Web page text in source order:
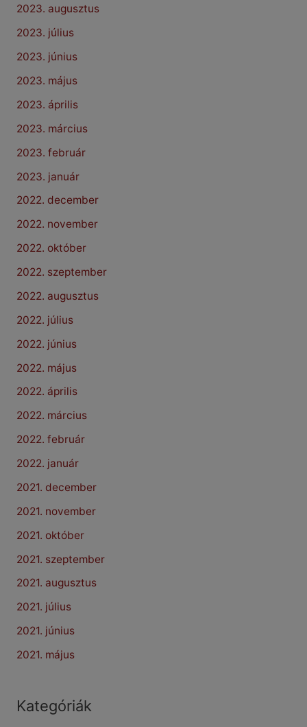
2023. augusztus
2023. július
2023. június
2023. május
2023. április
2023. március
2023. február
2023. január
2022. december
2022. november
2022. október
2022. szeptember
2022. augusztus
2022. július
2022. június
2022. május
2022. április
2022. március
2022. február
2022. január
2021. december
2021. november
2021. október
2021. szeptember
2021. augusztus
2021. július
2021. június
2021. május
Kategóriák